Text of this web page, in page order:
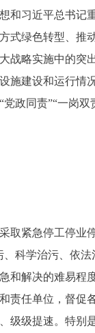
和习近平总书记
式绿色转型、推
战略实施中的突
施建设和运行情
政同责”“一岗双
取紧急停工停业
科学治污、依
和解决的难易程
责任单位，督促
级级提速。特别